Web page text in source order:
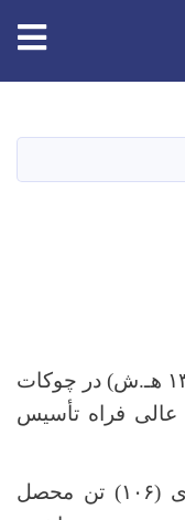
دیپارتمنت اقتصاد ملی در سال (۱۳۹۸ هـ.ش) در چوکات
فراه تأسیس
این دیپارتمنت در حال حاضر دارای (۱۰۶) تن محصل